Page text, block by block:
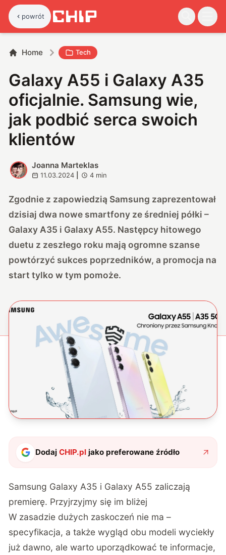
powrót
Home Tech
Galaxy A55 i Galaxy A35
oficjalnie. Samsung wie,
jak podbić serca swoich
klientów
J
Joanna Marteklas
11.03.2024 4 min
Zgodnie z zapowiedzią Samsung zaprezentował
dzisiaj dwa nowe smartfony ze średniej półki –
Galaxy A35 i Galaxy A55. Następcy hitowego
duetu z zeszłego roku mają ogromne szanse
powtórzyć sukces poprzedników, a promocja na
start tylko w tym pomoże.
DodajCHIP.pl jako preferowane źródło
Samsung Galaxy A35 i Galaxy A55 zaliczają
premierę. Przyjrzyjmy się im bliżej
W zasadzie dużych zaskoczeń nie ma –
specyfikacja, a także wygląd obu modeli wyciekły
już dawno, ale warto uporządkować te informacje,